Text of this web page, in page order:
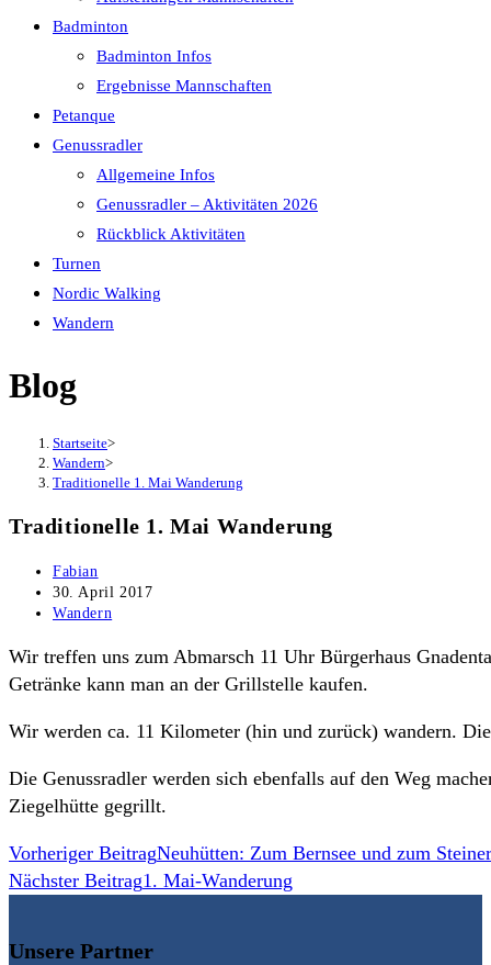
Badminton
Badminton Infos
Ergebnisse Mannschaften
Petanque
Genussradler
Allgemeine Infos
Genussradler – Aktivitäten 2026
Rückblick Aktivitäten
Turnen
Nordic Walking
Wandern
Blog
Startseite>
Wandern>
Traditionelle 1. Mai Wanderung
Traditionelle 1. Mai Wanderung
Beitrags-
Autor:
Fabian
Beitrag
veröffentlicht:
30. April 2017
Beitrags-
Wandern
Wir treffen uns zum Abmarsch 11 Uhr Bürgerhaus
Getränke kann man an der Grillstelle kaufen.
Wir werden ca. 11 Kilometer (hin und zurück) wandern.
Die Genussradler werden sich ebenfalls auf den Weg
Ziegelhütte gegrillt.
Weitere
Artikel
Vorheriger BeitragNeuhütten: Zum Bernsee und zum
Nächster Beitrag1. Mai-Wanderung
Unsere Partner